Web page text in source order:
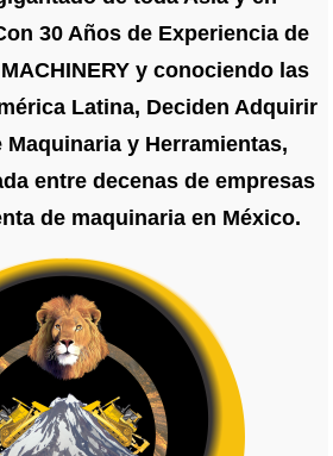
30 Años de Experiencia de
y conociendo las
Latina, Deciden Adquirir
Maquinaria y Herramientas,
entre decenas de empresas
de maquinaria en México.